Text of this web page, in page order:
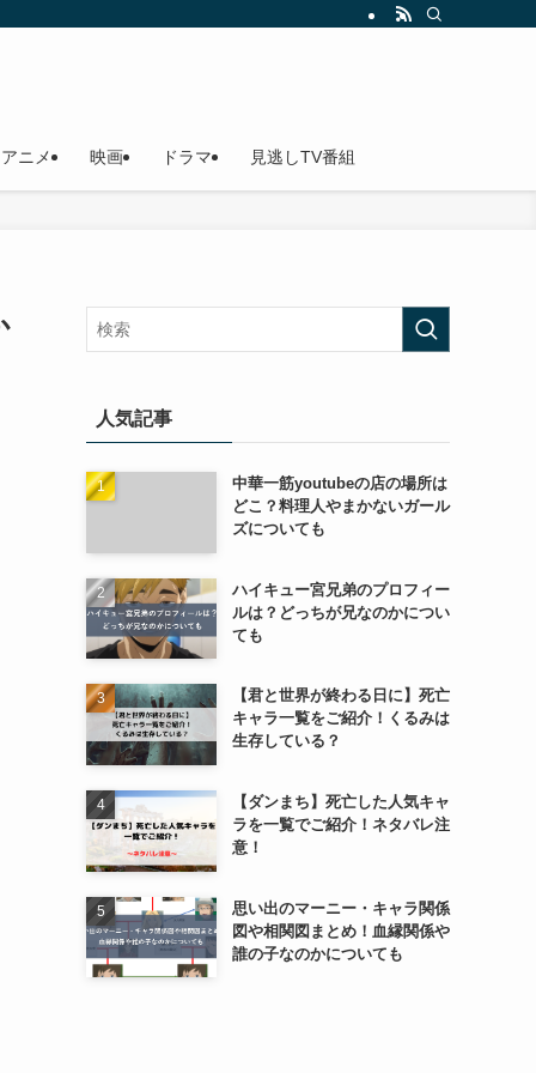
アニメ 映画 ドラマ 見逃しTV番組
人気記事
中華一筋youtubeの店の場所は
どこ？料理人やまかないガール
ズについても
ハイキュー宮兄弟のプロフィー
ルは？どっちが兄なのかについ
ても
【君と世界が終わる日に】死亡
キャラ一覧をご紹介！くるみは
生存している？
【ダンまち】死亡した人気キャ
ラを一覧でご紹介！ネタバレ注
意！
思い出のマーニー・キャラ関係
図や相関図まとめ！血縁関係や
誰の子なのかについても